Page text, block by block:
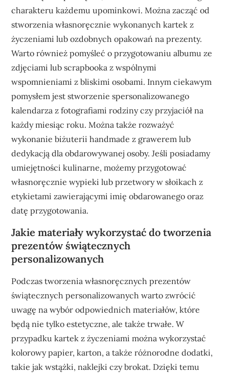
charakteru każdemu upominkowi. Można zacząć od
stworzenia własnoręcznie wykonanych kartek z
życzeniami lub ozdobnych opakowań na prezenty.
Warto również pomyśleć o przygotowaniu albumu ze
zdjęciami lub scrapbooka z wspólnymi
wspomnieniami z bliskimi osobami. Innym ciekawym
pomysłem jest stworzenie spersonalizowanego
kalendarza z fotografiami rodziny czy przyjaciół na
każdy miesiąc roku. Można także rozważyć
wykonanie biżuterii handmade z grawerem lub
dedykacją dla obdarowywanej osoby. Jeśli posiadamy
umiejętności kulinarne, możemy przygotować
własnoręcznie wypieki lub przetwory w słoikach z
etykietami zawierającymi imię obdarowanego oraz
datę przygotowania.
Jakie materiały wykorzystać do tworzenia
prezentów świątecznych
personalizowanych
Podczas tworzenia własnoręcznych prezentów
świątecznych personalizowanych warto zwrócić
uwagę na wybór odpowiednich materiałów, które
będą nie tylko estetyczne, ale także trwałe. W
przypadku kartek z życzeniami można wykorzystać
kolorowy papier, karton, a także różnorodne dodatki,
takie jak wstążki, naklejki czy brokat. Dzięki temu